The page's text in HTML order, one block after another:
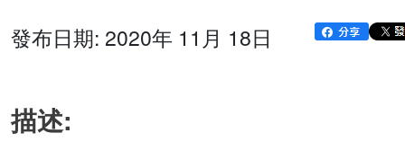
發布日期: 2020年 11月 18日
描述: